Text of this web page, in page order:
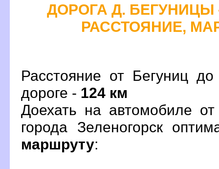
ДОРОГА Д. БЕГУНИЦЫ
РАССТОЯНИЕ,
Расстояние от Бегуниц
дороге - 124 км
Доехать на автомобиле
орода Зеленогорск
маршруту: